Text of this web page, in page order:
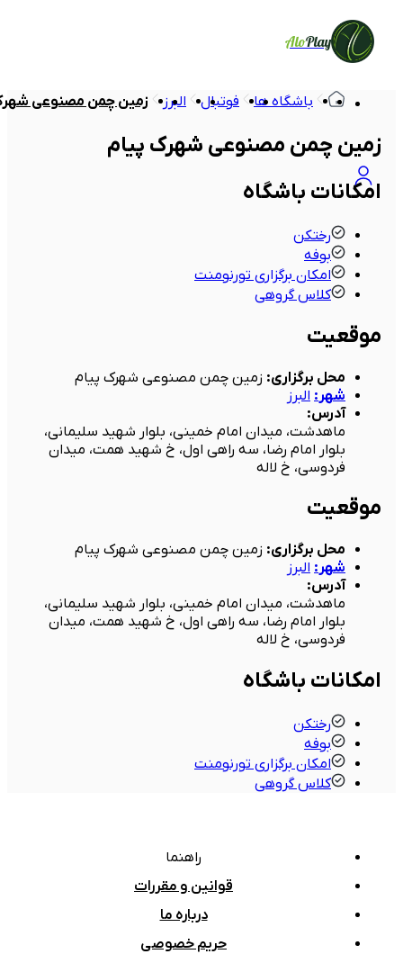
AloPlay
باشگاه ها فوتبال البرز زمین چمن مصنوعی
زمین چمن مصنوعی شهرک پیام
امکانات باشگاه
رختکن
بوفه
امکان برگزاری تورنومنت
کلاس گروهی
موقعیت
محل برگزاری: زمین چمن مصنوعی شهرک پیام
شهر : البرز
آدرس:
ماهدشت، میدان امام خمینی، بلوار شهید سلیمانی،
بلوار امام رضا، سه راهی اول، خ شهید همت، میدان
فردوسی، خ لاله
موقعیت
محل برگزاری: زمین چمن مصنوعی شهرک پیام
شهر: البرز
آدرس:
ماهدشت، میدان امام خمینی، بلوار شهید سلیمانی،
بلوار امام رضا، سه راهی اول، خ شهید همت، میدان
فردوسی، خ لاله
امکانات باشگاه
رختکن
بوفه
امکان برگزاری تورنومنت
کلاس گروهی
راهنما
قوانین و مقررات
درباره ما
حریم خصوصی